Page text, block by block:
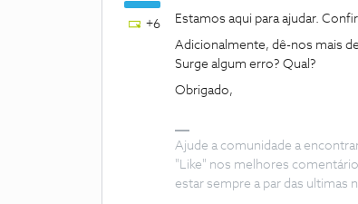
+6 Estamos aqui para ajudar.
Adicionalmente, dê-nos mais
Surge algum erro? Qual?
Obrigado,
Ajude a comunidade a
"Like" nos melhores
estar sempre a par das ultimas